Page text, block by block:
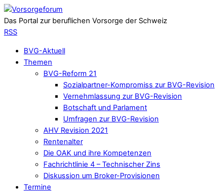
Das Portal zur beruflichen Vorsorge der Schweiz
RSS
BVG-Aktuell
Themen
BVG-Reform 21
Sozialpartner-Kompromiss zur BVG-Revision
Vernehmlassung zur BVG-Revision
Botschaft und Parlament
Umfragen zur BVG-Revision
AHV Revision 2021
Rentenalter
Die OAK und ihre Kompetenzen
Fachrichtlinie 4 – Technischer Zins
Diskussion um Broker-Provisionen
Termine